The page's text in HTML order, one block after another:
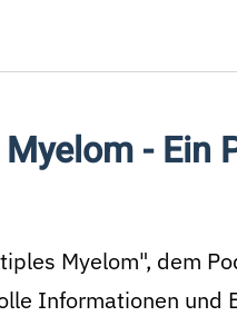
- Ein
Myelom", dem
Informationen und